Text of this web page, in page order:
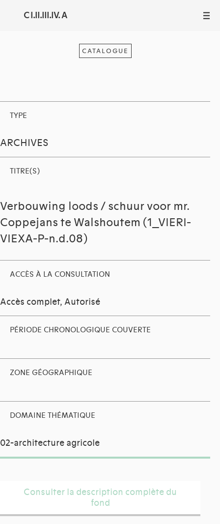
C I.II.III.IV. A III
CATALOGUE
TYPE
ARCHIVES
TITRE(S)
Verbouwing loods / schuur voor mr.
Coppejans te Walshoutem (1_VIERI-
VIEXA-P-n.d.08)
ACCÈS À LA CONSULTATION
Accès complet, Autorisé
PÉRIODE CHRONOLOGIQUE COUVERTE
ZONE GÉOGRAPHIQUE
DOMAINE THÉMATIQUE
02-architecture agricole
Consulter la description complète du
fond